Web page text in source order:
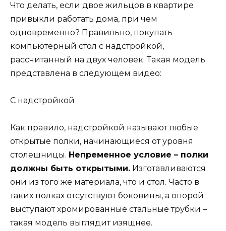
Что делать, если двое жильцов в квартире
привыкли работать дома, при чем
одновременно? Правильно, покупать
компьютерный стол с надстройкой,
рассчитанный на двух человек. Такая модель
представлена в следующем видео:
С надстройкой
Как правило, надстройкой называют любые
открытые полки, начинающиеся от уровня
столешницы. Непременное условие – полки
должны быть открытыми. Изготавливаются
они из того же материала, что и стол. Часто в
таких полках отсутствуют боковины, а опорой
выступают хромированные стальные трубки –
такая модель выглядит изящнее.